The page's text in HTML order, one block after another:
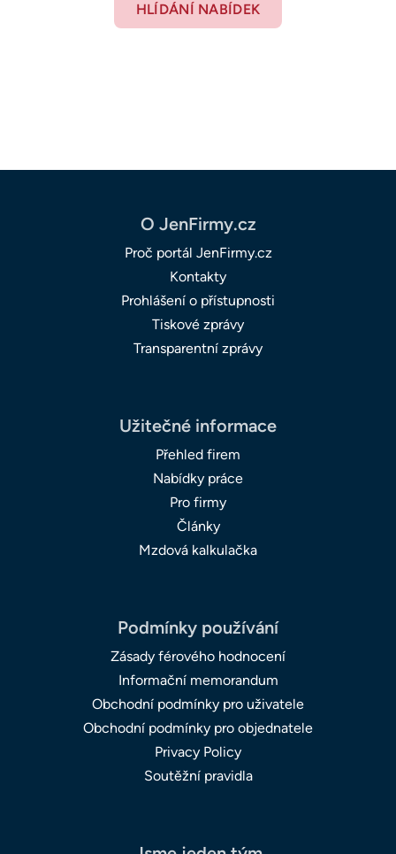
HLÍDÁNÍ NABÍDEK
O JenFirmy.cz
Proč portál JenFirmy.cz
Kontakty
Prohlášení o přístupnosti
Tiskové zprávy
Transparentní zprávy
Užitečné informace
Přehled firem
Nabídky práce
Pro firmy
Články
Mzdová kalkulačka
Podmínky používání
Zásady férového hodnocení
Informační memorandum
Obchodní podmínky pro uživatele
Obchodní podmínky pro objednatele
Privacy Policy
Soutěžní pravidla